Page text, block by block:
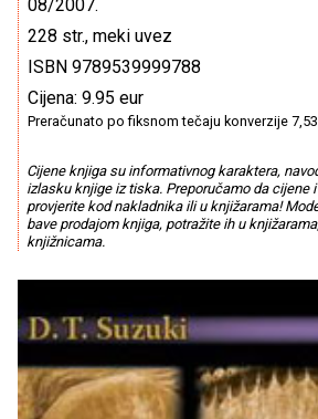
08/2007.
228 str., meki uvez
ISBN 9789539999788
Cijena: 9.95 eur
Preračunato po fiksnom tečaju konverzije
Cijene knjiga su informativnog karaktera,
izlasku knjige iz tiska. Preporučamo da cijene
provjerite kod nakladnika ili u knjižarama!
bave prodajom knjiga, potražite ih u
knjižnicama.